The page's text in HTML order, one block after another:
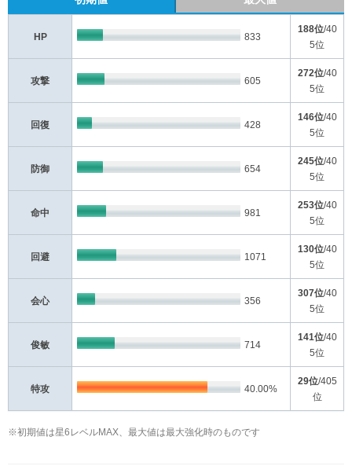
HP 833
188位/40
5位
攻撃 605
272位/40
5位
回復 428
146位/40
5位
防御 654
245位/40
5位
命中 981
253位/40
5位
回避 1071
130位/40
5位
会心 356
307位/40
5位
俊敏 714
141位/40
5位
特攻 40.00%
29位/405
位
※初期値は星6レベルMAX、最大値は最大強化時のものです